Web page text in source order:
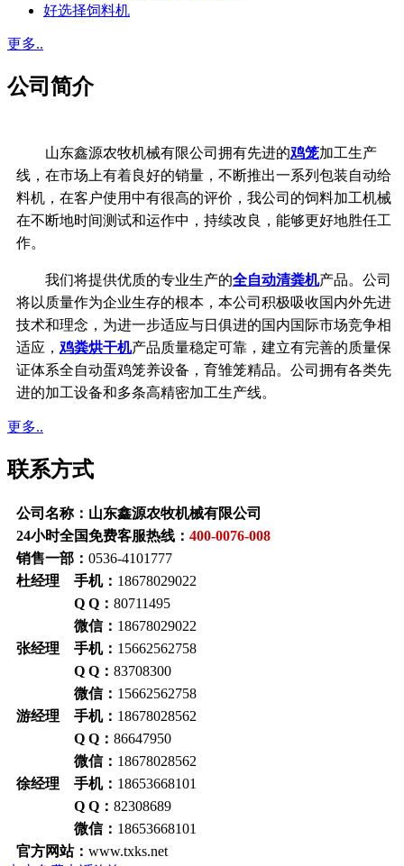
好选择饲料机
更多..
公司简介
山东鑫源农牧机械有限公司拥有先进的鸡笼加工生产
线，在市场上有着良好的销量，不断推出一系列包装自动给
料机，在客户使用中有很高的评价，我公司的饲料加工机械
在不断地时间测试和运作中，持续改良，能够更好地胜任工
作。
我们将提供优质的专业生产的全自动清粪机产品。公司
将以质量作为企业生存的根本， 本公司积极吸收国内外先进
技术和理念， 为进一步适应与日俱进的国内国际市场竞争相
适应， 鸡粪烘干机产品质量稳定可靠， 建立有完善的质量保
证体系全自动蛋鸡笼养设备，育雏笼精品。公司拥有各类先
进的加工设备和多条高精密加工生产线。
更多..
联系方式
公司名称：山东鑫源农牧机械有限公司
24小时全国免费客服热线： 400-0076-008
销售一部： 0536-4101777
杜经理 手机： 18678029022
Q Q： 80711495
微信： 18678029022
张经理 手机： 15662562758
Q Q： 83708300
微信： 15662562758
游经理 手机： 18678028562
Q Q： 86647950
微信： 18678028562
徐经理 手机： 18653668101
Q Q： 82308689
微信： 18653668101
官方网站： www.txks.net